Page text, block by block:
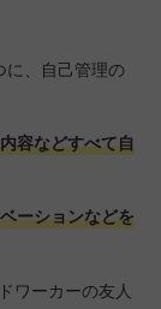
に、自己管理の
容などすべて自
ーションなどを
ワーカーの友人